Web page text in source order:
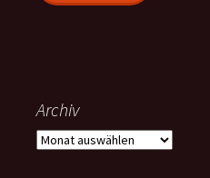
Archiv
Archiv